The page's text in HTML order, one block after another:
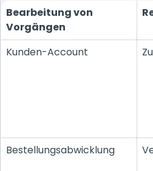
Bearbeitung von
Vorgängen
Kunden-Account
Bestellungsabwicklung